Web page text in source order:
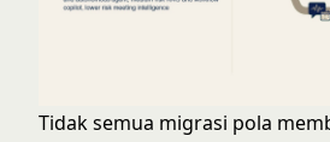
Tidak semua migrasi pola